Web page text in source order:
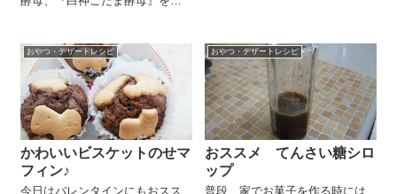
ご紹介しまーす ホームベーカリ
ーの釜にパン用強力粉（国産小
麦使用） 250g、てんさい糖
6g、塩...
にもやっぱり元...
おやつ・デザートレシピ
かわいいビスケットのせマ
フィン♪
今日はバレンタインにもおスス
おやつ・デザートレシピ
おススメ てんさい糖シロ
ップ
普段、家でお菓子を作る時には